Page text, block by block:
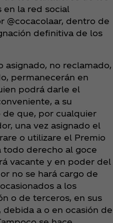
en la red social
@cocacolaar, dentro de
definitiva de los
asignado, no reclamado,
permanecerán en
podrá darle el
a su
de que, por cualquier
una vez asignado el
o utilizare el Premio
derecho al goce
vacante y en poder del
no se hará cargo de
a los
o de terceros, en sus
debida a o en ocasión de